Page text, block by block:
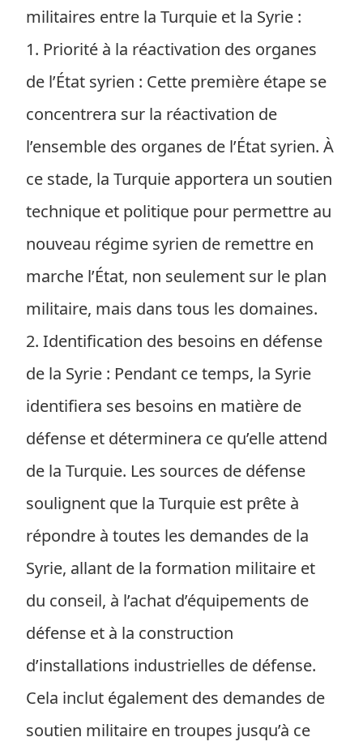
militaires entre la Turquie et la Syrie :
1. Priorité à la réactivation des organes
de l’État syrien : Cette première étape se
concentrera sur la réactivation de
l’ensemble des organes de l’État syrien. À
ce stade, la Turquie apportera un soutien
technique et politique pour permettre au
nouveau régime syrien de remettre en
marche l’État, non seulement sur le plan
militaire, mais dans tous les domaines.
2. Identification des besoins en défense
de la Syrie : Pendant ce temps, la Syrie
identifiera ses besoins en matière de
défense et déterminera ce qu’elle attend
de la Turquie. Les sources de défense
soulignent que la Turquie est prête à
répondre à toutes les demandes de la
Syrie, allant de la formation militaire et
du conseil, à l’achat d’équipements de
défense et à la construction
d’installations industrielles de défense.
Cela inclut également des demandes de
soutien militaire en troupes jusqu’à ce